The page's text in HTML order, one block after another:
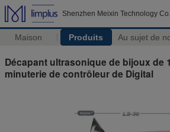
Shenzhen Meixin Technology
Maison Produits Au sujet de
Décapant ultrasonique de bijoux de
minuterie de contrôleur de Digital